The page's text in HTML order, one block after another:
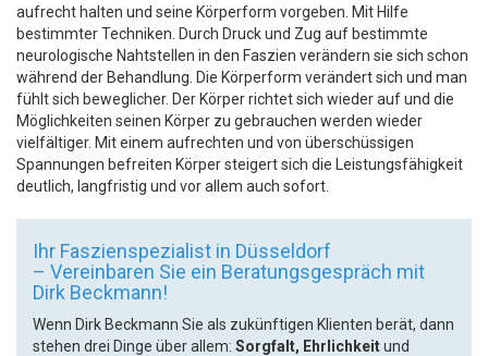
aufrecht halten und seine Körperform vorgeben. Mit Hilfe
bestimmter Techniken. Durch Druck und Zug auf bestimmte
neurologische Nahtstellen in den Faszien verändern sie sich schon
während der Behandlung. Die Körperform verändert sich und man
fühlt sich beweglicher. Der Körper richtet sich wieder auf und die
Möglichkeiten seinen Körper zu gebrauchen werden wieder
vielfältiger. Mit einem aufrechten und von überschüssigen
Spannungen befreiten Körper steigert sich die Leistungsfähigkeit
deutlich, langfristig und vor allem auch sofort.
Ihr Faszienspezialist in Düsseldorf
– Vereinbaren Sie ein Beratungsgespräch mit
Dirk Beckmann!
Wenn Dirk Beckmann Sie als zukünftigen Klienten berät, dann
stehen drei Dinge über allem: Sorgfalt, Ehrlichkeitund